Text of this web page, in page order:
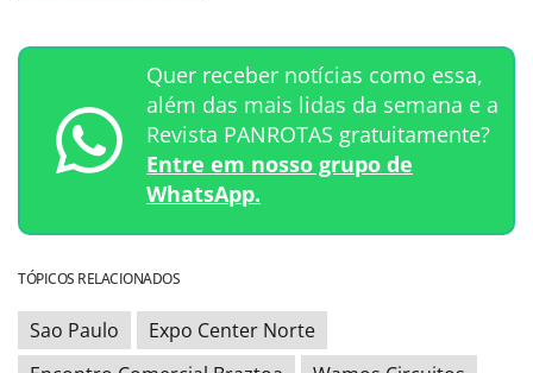
Quer receber notícias como essa,
além das mais lidas da semana e a
Revista PANROTAS gratuitamente?
Entre em nosso grupo de
WhatsApp.
TÓPICOS RELACIONADOS
Sao Paulo
Expo Center Norte